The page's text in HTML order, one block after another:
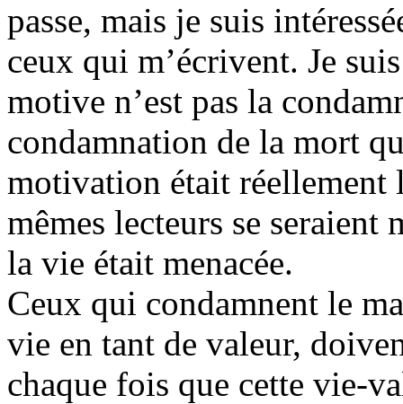
passe, mais je suis
ceux qui m’écrivent. Je
motive n’est pas la
condamnation de la mort
motivation était réellement
mêmes lecteurs se seraient
la vie était menacée.
Ceux qui condamnent le
vie en tant de valeur,
chaque fois que cette vie-